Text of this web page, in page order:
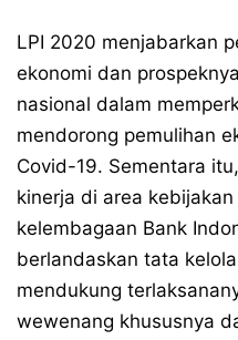
LPI 2020 menjabarkan
ekonomi dan
nasional dalam
mendorong pemulihan
Covid-19. Sementara
kinerja di area
kelembagaan Bank
berlandaskan tata
mendukung
wewenang khususnya